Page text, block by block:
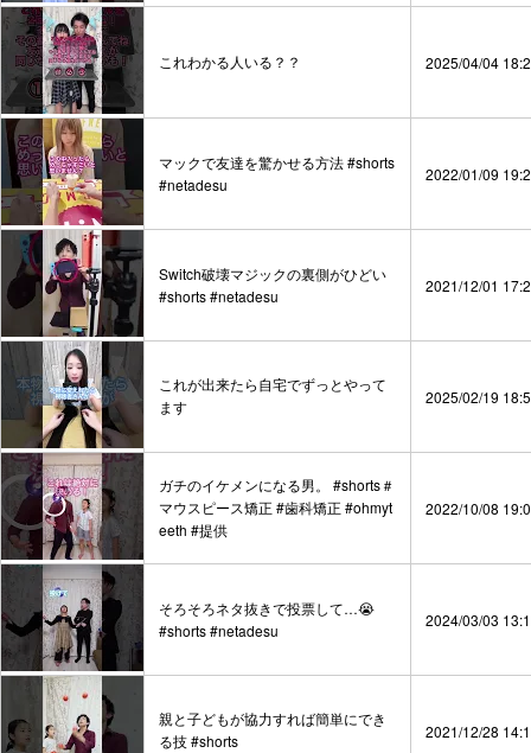
これわかる人いる？？ 2025/04/04
マックで友達を驚かせる方法 #shorts
#netadesu
2022/01/09
Switch破壊マジックの裏側がひどい
#shorts #netadesu
2021/12/01
これが出来たら自宅でずっとやって
ます
2025/02/19
ガチのイケメンになる男。 #shorts＃
マウスピース矯正 #歯科矯正 #ohmyt
eeth #提供
2022/10/08
そろそろネタ抜きで投票して…😭
#shorts #netadesu
2024/03/03
親と子どもが協力すれば簡単にでき
る技 #shorts
2021/12/28